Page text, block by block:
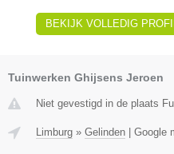
BEKIJK VOLLEDIG
Tuinwerken Ghijsens Jeroen
Niet gevestigd in de plaats
Limburg » Gelinden Google